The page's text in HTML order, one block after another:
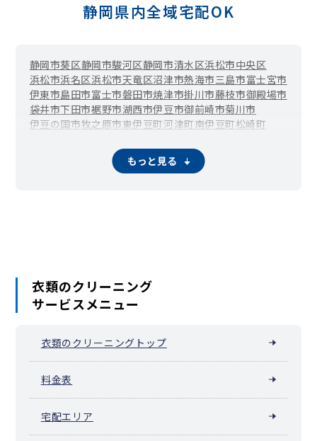
静岡県内全域宅配OK
静岡市葵区静岡市駿河区静岡市清水区浜松市中央区
浜松市浜名区浜松市天竜区沼津市熱海市三島市富士宮市
伊東市島田市富士市磐田市焼津市掛川市藤枝市御殿場市
袋井市下田市裾野市湖西市伊豆市御前崎市菊川市
伊豆の国市牧之原市東伊豆町河津町南伊豆町松崎町
もっと見る
衣類のクリーニング
サービスメニュー
衣類のクリーニングトップ
料金表
宅配エリア